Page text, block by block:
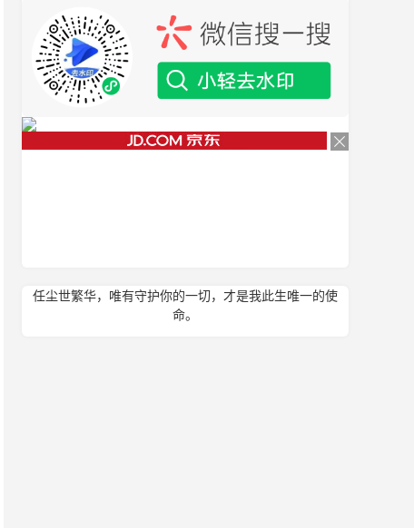
任尘世繁华，唯有守护你的一切，才是我此生唯一的使
命。